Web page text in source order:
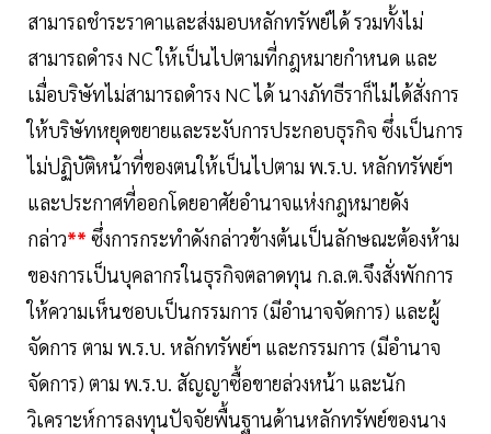
สามารถชำระราคาและส่งมอบหลักทรัพย์ได้ รวมทั้งไม่
สามารถดำรง NC ให้เป็นไปตามที่กฎหมายกำหนด และ
เมื่อบริษัทไม่สามารถดำรง NC ได้ นางภัทธีราก็ไม่ได้สั่งการ
ให้บริษัทหยุดขยายและระงับการประกอบธุรกิจ ซึ่งเป็นการ
ไม่ปฏิบัติหน้าที่ของตนให้เป็นไปตาม พ.ร.บ. หลักทรัพย์ฯ
และประกาศที่ออกโดยอาศัยอำนาจแห่งกฎหมายดัง
กล่าว** ซึ่งการกระทำดังกล่าวข้างต้นเป็นลักษณะต้องห้าม
ของการเป็นบุคลากรในธุรกิจตลาดทุน ก.ล.ต.จึงสั่งพักการ
ให้ความเห็นชอบเป็นกรรมการ (มีอำนาจจัดการ) และผู้
จัดการ ตาม พ.ร.บ. หลักทรัพย์ฯ และกรรมการ (มีอำนาจ
จัดการ) ตาม พ.ร.บ. สัญญาซื้อขายล่วงหน้า และนัก
วิเคราะห์การลงทุนปัจจัยพื้นฐานด้านหลักทรัพย์ของนาง